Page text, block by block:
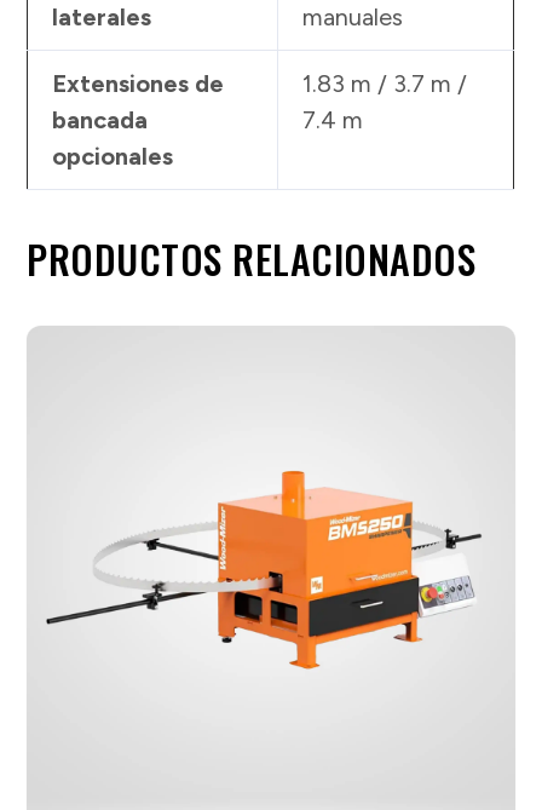
laterales
manuales
Extensiones de
bancada
opcionales
1.83 m / 3.7 m /
7.4 m
PRODUCTOS RELACIONADOS